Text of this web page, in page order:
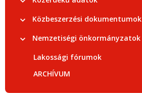
Közbeszerzési dokumentumok
Nemzetiségi önkormányzatok
Lakossági fórumok
ARCHÍVUM